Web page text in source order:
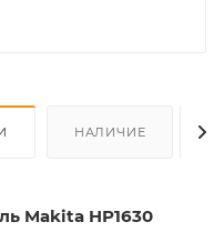
НАЛИЧИЕ
Makita HP1630